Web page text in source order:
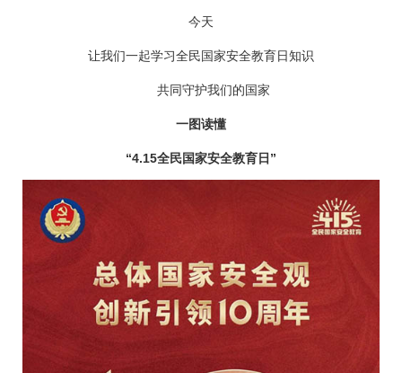
今天
让我们一起学习全民国家安全教育日知识
共同守护我们的国家
一图读懂
“4.15全民国家安全教育日”